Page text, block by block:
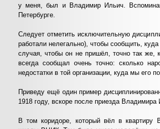
у меня, был и Владимир Ильич.
Петербурге.
Следует отметить исключительную
работали нелегально), чтобы сообщить,
случая, чтобы он не пришёл, точно так
всегда сообщал очень точно: сколько
недостатки в той организации, куда мы его
Приведу ещё один пример
1918 году, вскоре после приезда
В том коридоре, который вёл в квартиру